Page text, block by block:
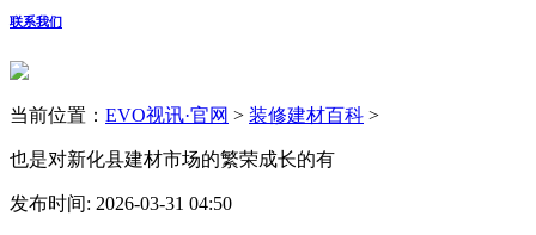
联系我们
当前位置： EVO视讯·官网 > 装修建材百科 >
也是对新化县建材市场的繁荣成长的有
发布时间: 2026-03-31 04:50